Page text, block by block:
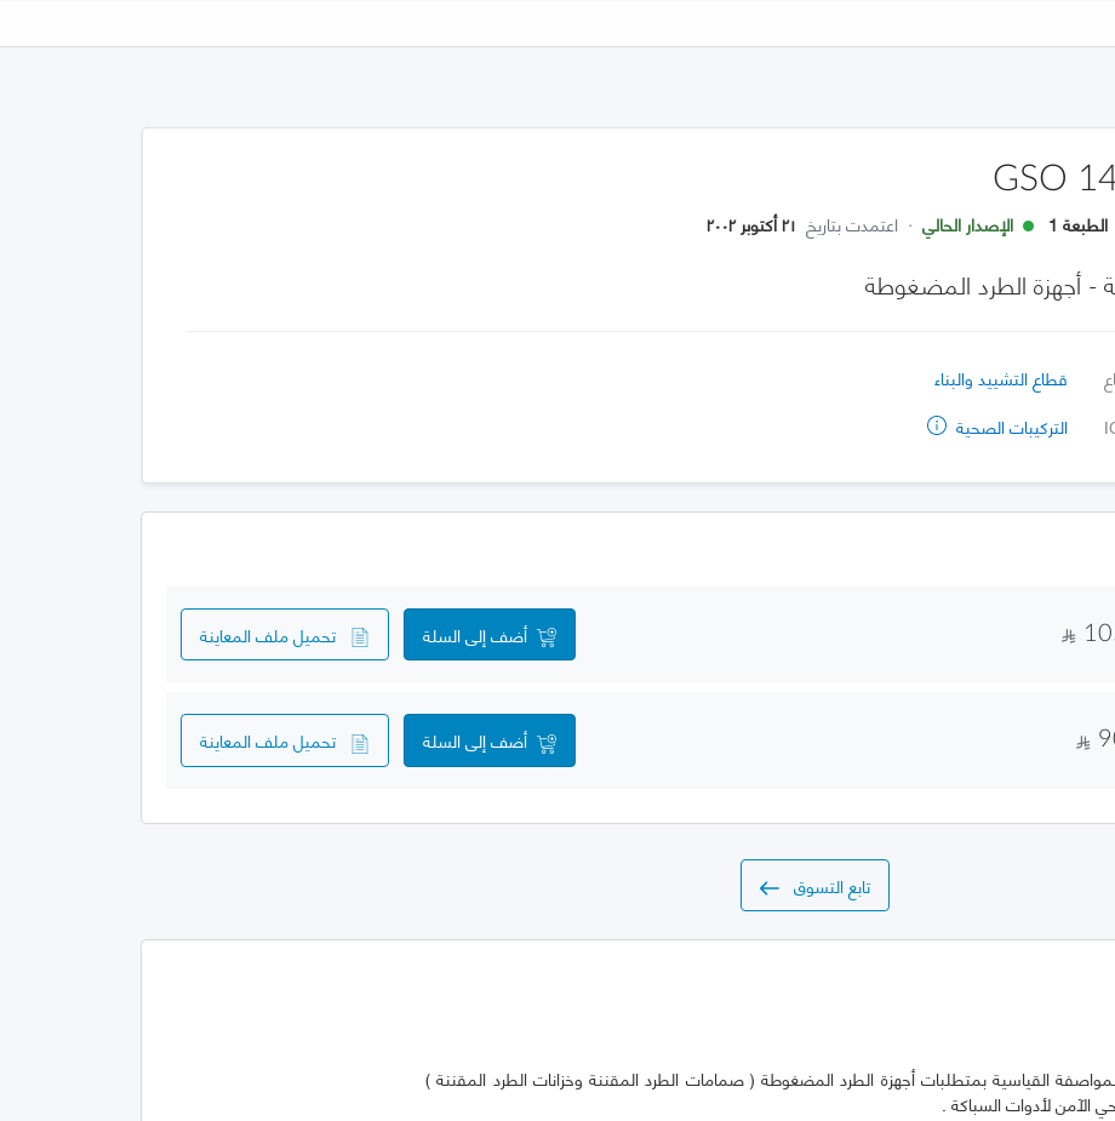
GSO
الطبعة 1 الإصدار الحالي · اعتمدت بتاريخ ٢١ أكتوبر ٢٠٠٢
- أجهزة الطرد المضغوطة
قطاع التشييد والبناء
التركيبات الصحية
أضف إلى السلة تحميل ملف المعاينة
أضف إلى السلة تحميل ملف المعاينة
تابع التسوق
القياسية بمتطلبات أجهزة الطرد المضغوطة ( صمامات الطرد المقننة وخزانات الطرد المقننة )
الآمن لأدوات السباكة .